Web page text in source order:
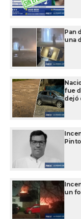
Pan
una
fue
dejó
un